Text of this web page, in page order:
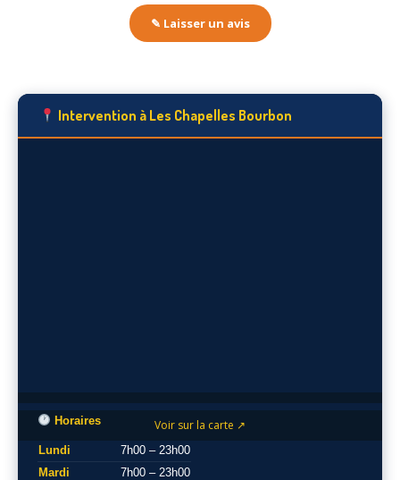
✎ Laisser un avis
Intervention à Les Chapelles Bourbon
Voir sur la carte ↗
Horaires
Lundi
7h00 – 23h00
Mardi
7h00 – 23h00